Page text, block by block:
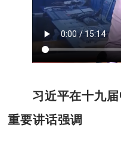
习近平在十九
重要讲话强调